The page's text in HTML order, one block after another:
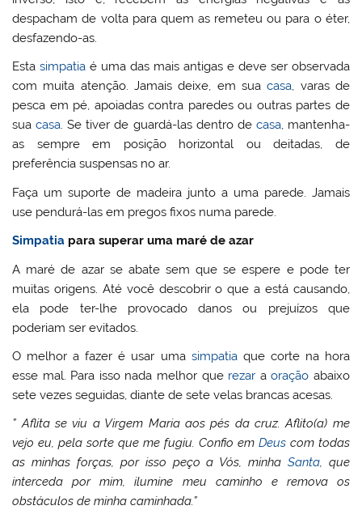
despacham de volta para quem as remeteu ou para o éter,
desfazendo-as.
Estasimpatia é uma das mais antigas e deve ser observada
com muita atenção. Jamais deixe, em suacasa, varas de
pesca em pé, apoiadas contra paredes ou outras partes de
suacasa. Se tiver de guardá-las dentro de casa, mantenha-
as sempre em posição horizontal ou deitadas, de
preferência suspensas no ar.
Faça um suporte de madeira junto a uma parede. Jamais
use pendurá-las em pregos fixos numa parede.
Simpatia para superar uma maré de azar
A maré de azar se abate sem que se espere e pode ter
muitas origens. Até você descobrir o que a está causando,
ela pode ter-lhe provocado danos ou prejuízos que
poderiam ser evitados.
O melhor a fazer é usar uma simpatiaque corte na hora
esse mal. Para isso nada melhor que rezar aoração abaixo
sete vezes seguidas, diante de sete velas brancas acesas.
” Aflita se viu a Virgem Maria aos pés da cruz. Aflito(a) me
vejo eu, pela sorte que me fugiu. Confio em Deuscom todas
as minhas forças, por isso peço a Vós, minha Santa, que
interceda por mim, ilumine meu caminho e remova os
obstáculos de minha caminhada.”